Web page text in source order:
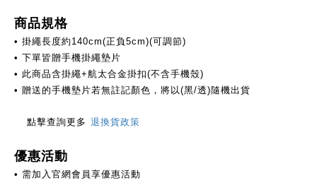
商品規格
• 掛繩長度約140cm(正負5cm)(可調節)
• 下單皆贈手機掛繩墊片
• 此商品含掛繩+航太合金掛扣(不含手機殼)
• 贈送的手機墊片若無註記顏色，將以(黑/透)隨機出貨
點擊查詢更多 退換貨政策
優惠活動
• 需加入官網會員享優惠活動